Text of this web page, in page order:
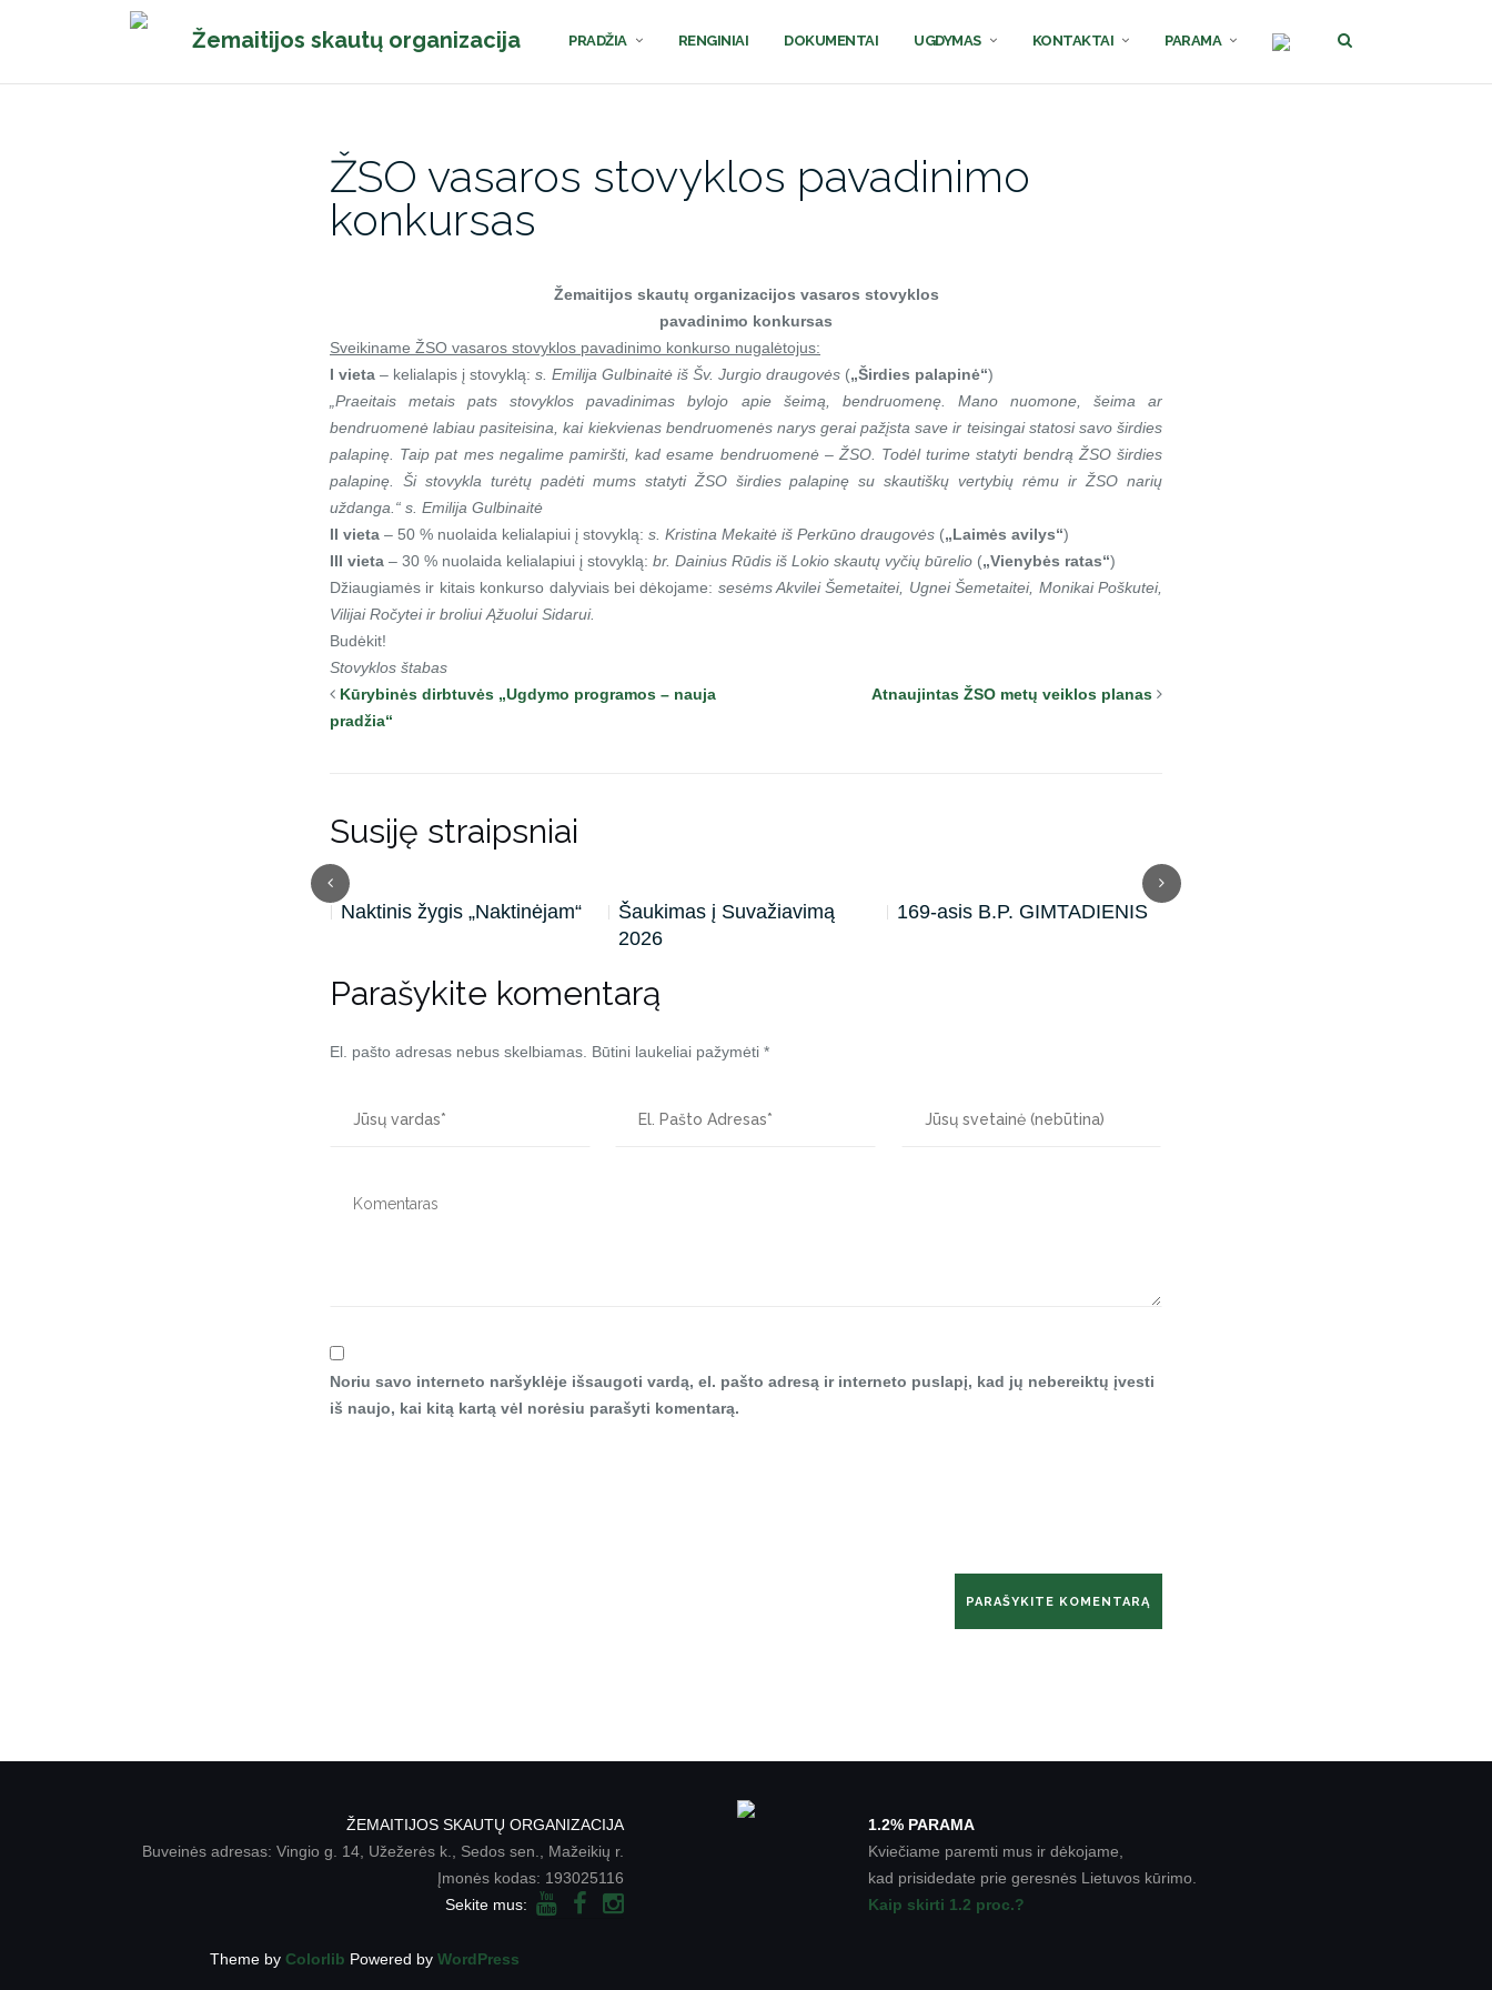
Žemaitijos skautų organizacija PRADŽIA RENGINIAI DOKUMENTAI UGDYMAS KONTAKTAI PARAMA
ŽSO vasaros stovyklos pavadinimo
konkursas
Žemaitijos skautų organizacijos vasaros stovyklos
pavadinimo konkursas
Sveikiname ŽSO vasaros stovyklos pavadinimo konkurso nugalėtojus:
I vieta – kelialapis į stovyklą: s. Emilija Gulbinaitė iš Šv. Jurgio draugovės („Širdies palapinė“)
„Praeitais metais pats stovyklos pavadinimas bylojo apie šeimą, bendruomenę. Mano nuomone, šeima ar
bendruomenė labiau pasiteisina, kai kiekvienas bendruomenės narys gerai pažįsta save ir teisingai statosi savo širdies
palapinę. Taip pat mes negalime pamiršti, kad esame bendruomenė – ŽSO. Todėl turime statyti bendrą ŽSO širdies
palapinę. Ši stovykla turėtų padėti mums statyti ŽSO širdies palapinę su skautiškų vertybių rėmu ir ŽSO narių
uždanga.“ s. Emilija Gulbinaitė
II vieta – 50 % nuolaida kelialapiui į stovyklą: s. Kristina Mekaitė iš Perkūno draugovės („Laimės avilys“)
III vieta – 30 % nuolaida kelialapiui į stovyklą: br. Dainius Rūdis iš Lokio skautų vyčių būrelio („Vienybės ratas“)
Džiaugiamės ir kitais konkurso dalyviais bei dėkojame: sesėms Akvilei Šemetaitei, Ugnei Šemetaitei, Monikai Poškutei,
Vilijai Ročytei ir broliui Ąžuolui Sidarui.
Budėkit!
Stovyklos štabas
Kūrybinės dirbtuvės „Ugdymo programos – nauja
pradžia“
Atnaujintas ŽSO metų veiklos planas
Susiję straipsniai
Naktinis žygis „Naktinėjam“
Šaukimas į Suvažiavimą
2026
169-asis B.P. GIMTADIENIS
Parašykite komentarą
El. pašto adresas nebus skelbiamas. Būtini laukeliai pažymėti *
Noriu savo interneto naršyklėje išsaugoti vardą, el. pašto adresą ir interneto puslapį, kad jų nebereiktų įvesti
iš naujo, kai kitą kartą vėl norėsiu parašyti komentarą.
ŽEMAITIJOS SKAUTŲ ORGANIZACIJA
Buveinės adresas: Vingio g. 14, Užežerės k., Sedos sen., Mažeikių r.
Įmonės kodas: 193025116
Sekite mus:
1.2% PARAMA
Kviečiame paremti mus ir dėkojame,
kad prisidedate prie geresnės Lietuvos kūrimo.
Kaip skirti 1.2 proc.?
Theme by Colorlib Powered by WordPress